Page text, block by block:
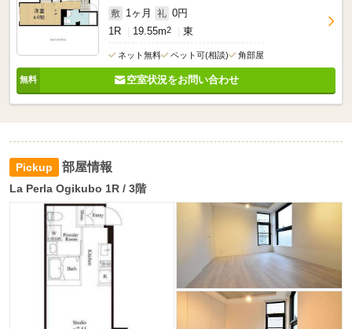
敷 1ヶ月 礼 0円
1R
19.55m2 東
ネット無料 ペット可(相談) 角部屋
空室状況をお問い合わせ
部屋情報
La Perla Ogikubo 1R / 3階